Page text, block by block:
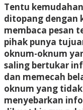
Tentu
ditopang dengan
membaca pesan
pihak punya
oknum-oknum
saling bertukar
dan memecah
oknum yang
menyebarkan